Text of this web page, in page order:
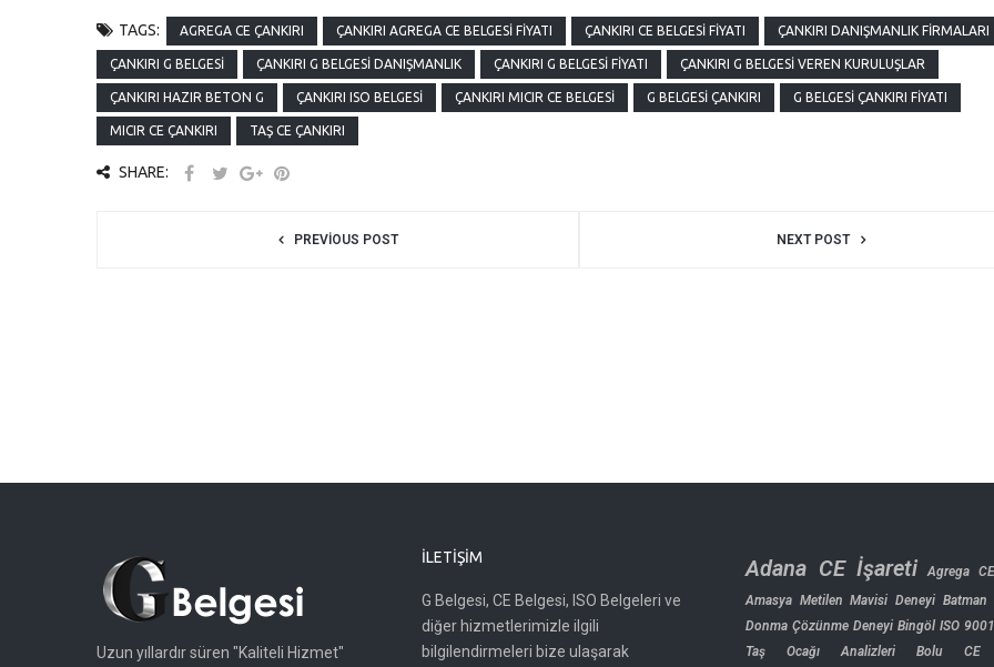
TAGS: AGREGA CE ÇANKIRI ÇANKIRI AGREGA CE BELGESI FIYATI ÇANKIRI CE BELGESI FIYATI ÇANKIRI DANIŞMANLIK FIRMALARI
ÇANKIRI G BELGESI ÇANKIRI G BELGESI DANIŞMANLIK ÇANKIRI G BELGESI FIYATI ÇANKIRI G BELGESI VEREN KURULUŞLAR
ÇANKIRI HAZIR BETON G ÇANKIRI ISO BELGESI ÇANKIRI MICIR CE BELGESI G BELGESI ÇANKIRI G BELGESI ÇANKIRI FIYATI
MICIR CE ÇANKIRI TAŞ CE ÇANKIRI
SHARE:
PREVIOUS POST NEXT POST
Uzun yıllardır süren "Kaliteli Hizmet"
İLETIŞIM
G Belgesi, CE Belgesi, ISO Belgeleri ve
diğer hizmetlerimizle ilgili
bilgilendirmeleri bize ulaşarak
Adana CE İşareti
Agrega
Amasya Metilen Mavisi Deneyi Batman
Donma Çözünme Deneyi Bingöl ISO 9001
Taş Ocağı Analizleri
Bolu CE